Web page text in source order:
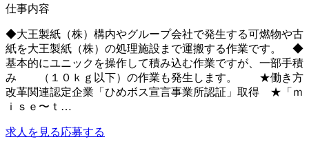
仕事内容
◆大王製紙（株）構内やグループ会社で発生する可燃物や古
紙を大王製紙（株）の処理施設まで運搬する作業です。 ◆
基本的にユニックを操作して積み込む作業ですが、一部手積
み （１０ｋｇ以下）の作業も発生します。 ★働き方
改革関連認定企業「ひめボス宣言事業所認証」取得 ★「ｍ
ｉｓｅ〜ｔ…
求人を見る応募する